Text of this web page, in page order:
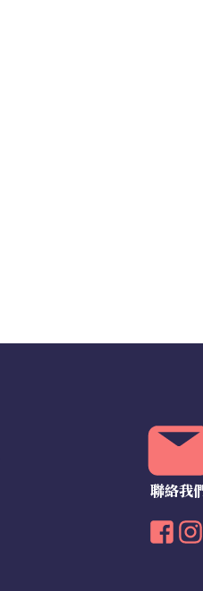
聯絡我